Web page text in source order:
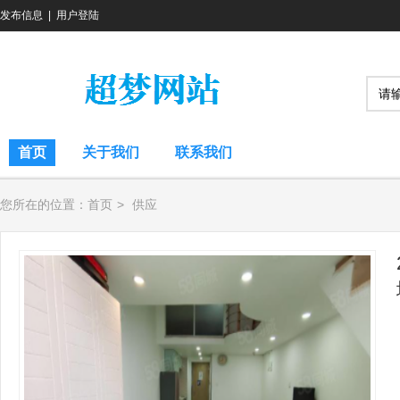
发布信息 用户登陆
首页 关于我们 联系我们
您所在的位置： 首页 > 供应